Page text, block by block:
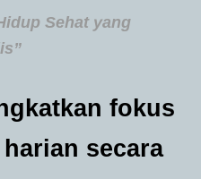
Sehat yang
fokus
secara